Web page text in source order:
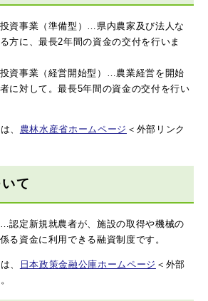
資事業（準備型）…県内農家及び法人な
方に、最長2年間の資金の交付を行いま
資事業（経営開始型）…農業経営を開始
に対して。最長5年間の資金の交付を行い
、 農林水産省ホームページ ＜外部リンク
て
認定新規就農者が、施設の取得や機械の
る資金に利用できる融資制度です。
、 日本政策金融公庫ホームページ ＜外部